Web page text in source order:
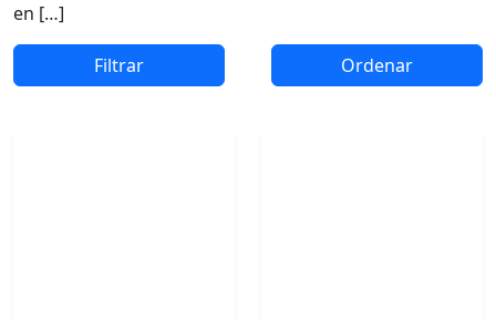
en […]
Filtrar Ordenar